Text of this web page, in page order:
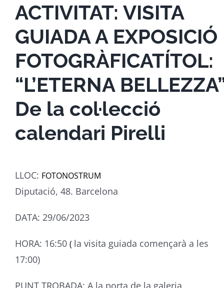
ACTIVITAT: VISITA
GUIADA A EXPOSICIÓ
FOTOGRÀFICATÍTOL:
“L’ETERNA BELLEZZA”
De la col·lecció
calendari Pirelli
LLOC: FOTONOSTRUM
Diputació, 48. Barcelona
DATA: 29/06/2023
HORA: 16:50 ( la visita guiada començarà a les
17:00)
PUNT TROBADA: A la porta de la galeria